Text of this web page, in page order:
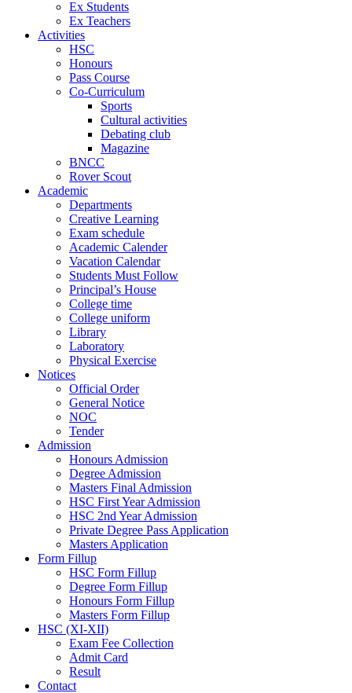
Ex Students
Ex Teachers
Activities
HSC
Honours
Pass Course
Co-Curriculum
Sports
Cultural activities
Debating club
Magazine
BNCC
Rover Scout
Academic
Departments
Creative Learning
Exam schedule
Academic Calender
Vacation Calendar
Students Must Follow
Principal’s House
College time
College uniform
Library
Laboratory
Physical Exercise
Notices
Official Order
General Notice
NOC
Tender
Admission
Honours Admission
Degree Admission
Masters Final Admission
HSC First Year Admission
HSC 2nd Year Admission
Private Degree Pass Application
Masters Application
Form Fillup
HSC Form Fillup
Degree Form Fillup
Honours Form Fillup
Masters Form Fillup
HSC (XI-XII)
Exam Fee Collection
Admit Card
Result
Contact